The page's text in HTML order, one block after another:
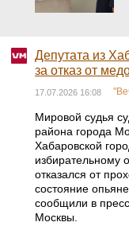
Депутата из
за отказ от
17.07.2026 16:08
Мировой судья
района города
Хабаровской
избирательному
отказался от
состояние
сообщили в
Москвы.